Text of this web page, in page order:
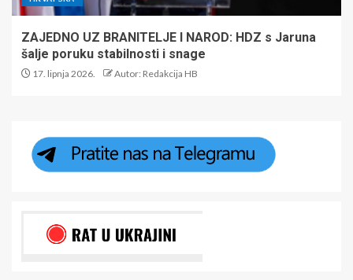
ZAJEDNO UZ BRANITELJE I NAROD: HDZ s Jaruna
šalje poruku stabilnosti i snage
17. lipnja 2026. Autor: Redakcija HB